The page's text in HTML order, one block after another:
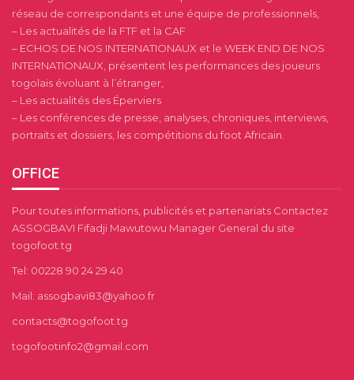
réseau de correspondants et une équipe de professionnels,
– Les actualités de la FTF et la CAF
– ECHOS DE NOS INTERNATIONAUX et le WEEK END DE NOS
INTERNATIONAUX, présentent les performances des joueurs
togolais évoluant à l’étranger,
– Les actualités des Éperviers
– Les conférences de presse, analyses, chroniques, interviews,
portraits et dossiers, les compétitions du foot Africain.
OFFICE
Pour toutes informations, publicités et partenariats Contactez
ASSOGBAVI Fifadji Mawutowu Manager General du site
togofoot.tg
Tel: 00228 90 24 29 40
Mail: assogbavi83@yahoo.fr
contacts@togofoot.tg
togofootinfo2@gmail.com